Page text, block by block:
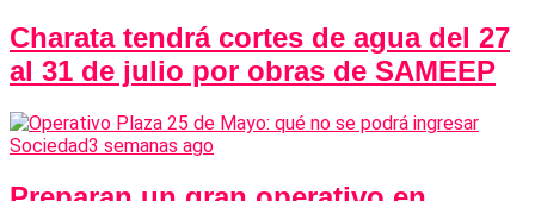
Charata tendrá cortes de agua del 27
al 31 de julio por obras de SAMEEP
Sociedad3 semanas ago